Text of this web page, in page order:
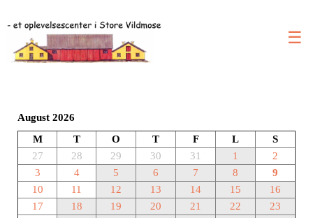
☰
August 2026
M
T O T F L
S
27
28 29 30 31 1
2
3
4 5 6 7 8
9
10
11 12 13 14 15
16
17
18 19 20 21 22
23